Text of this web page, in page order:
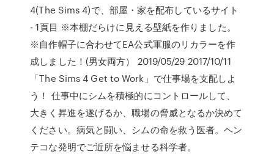
4(The Sims 4)で、部屋・家を配布しているサイト
- 1頁目 ※本棚だらけに見える壁紙を作りました。
※自作帽子に合わせてEA公式軍服のリカラーを作
成しました！(男女両方） 2019/05/29 2017/10/11
「The Sims 4 Get to Work」で仕事場を支配しよ
う！ 仕事中にシムを積極的にコントロールして、
大きく昇進を遂げるか、職場の脅威となるか決めて
ください。病気と闘い、シムの命を救う医者。ヘン
テコな発明でご近所を悩ませる科学者。